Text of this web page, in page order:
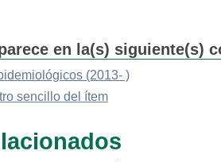
en la(s) siguiente(s)
(2013- )
sencillo del ítem